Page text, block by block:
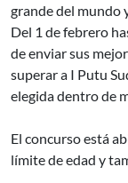
grande del mundo
Del 1 de febrero
de enviar sus
superar a I Putu
elegida dentro de
El concurso está
límite de edad y